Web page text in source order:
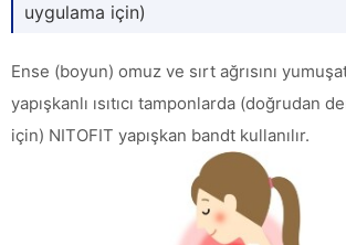
uygulama için)
Ense (boyun) omuz ve sırt ağrısını
yapışkanlı ısıtıcı tamponlarda (doğrudan
için) NITOFIT yapışkan bandt kullanılır.